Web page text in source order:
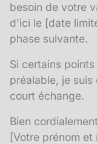
besoin de votre
d'ici le [date
phase suivante.
Si certains
préalable, je
court échange.
Bien
[Votre prénom et